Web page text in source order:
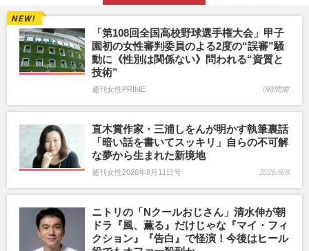
「第108回全国高校野球選手権大会」甲子
園初の女性審判委員のよる2度の“誤審”騒
動に《性別は関係ない》問われる“資質と
技術”
週刊女性PRIME 0時間前
直木賞作家・三浦しをんが明かす執筆裏話
「暗い話を書いてスッキリ」自らの不可解
な夢から生まれた新境地
週刊女性2026年8月11日号 2026/8/8
ニトリの「Nクールおじさん」清水伸が朝
ドラ『風、薫る』だけじゃな『マイ・フィ
クション』『告白』で怪演！今後はヒール